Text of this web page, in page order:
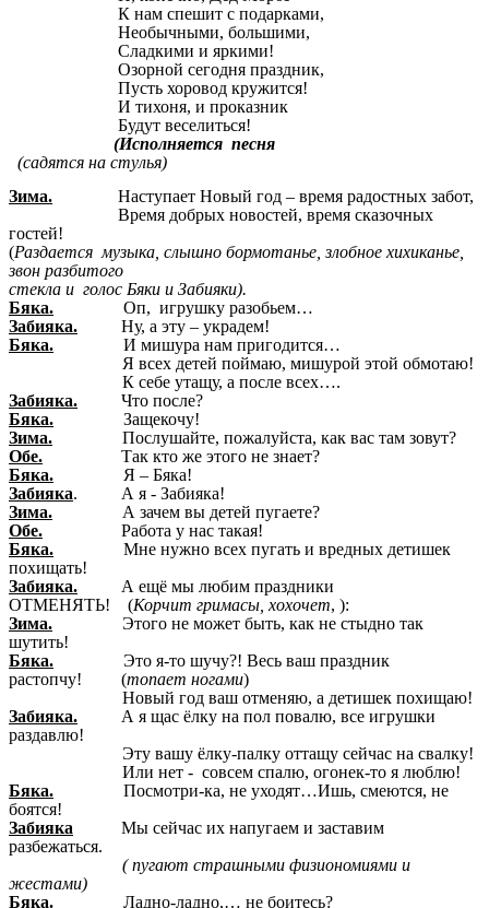
К нам спешит с подарками,
Необычными, большими,
Сладкими и яркими!
Озорной сегодня праздник,
Пусть хоровод кружится!
И тихоня, и проказник
Будут веселиться!
(Исполняется песня
(садятся на стулья)
Зима. Наступает Новый год – время радостных забот,
Время добрых новостей, время сказочных
гостей!
(Раздается музыка, слышно бормотанье, злобное хихиканье,
звон разбитого
стекла и голос Бяки и Забияки).
Бяка. Оп, игрушку разобьем…
Забияка. Ну, а эту – украдем!
Бяка. И мишура нам пригодится…
Я всех детей поймаю, мишурой этой обмотаю!
К себе утащу, а после всех….
Забияка. Что после?
Бяка. Защекочу!
Зима. Послушайте, пожалуйста, как вас там зовут?
Обе. Так кто же этого не знает?
Бяка. Я – Бяка!
Забияка. А я - Забияка!
Зима. А зачем вы детей пугаете?
Обе. Работа у нас такая!
Бяка. Мне нужно всех пугать и вредных детишек
похищать!
Забияка. А ещё мы любим праздники
ОТМЕНЯТЬ! (Корчит гримасы, хохочет, ):
Зима. Этого не может быть, как не стыдно так
шутить!
Бяка. Это я-то шучу?! Весь ваш праздник
растопчу! (топает ногами)
Новый год ваш отменяю, а детишек похищаю!
Забияка. А я щас ёлку на пол повалю, все игрушки
раздавлю!
Эту вашу ёлку-палку оттащу сейчас на свалку!
Или нет - совсем спалю, огонек-то я люблю!
Бяка. Посмотри-ка, не уходят…Ишь, смеются, не
боятся!
Забияка Мы сейчас их напугаем и заставим
разбежаться.
( пугают страшными физиономиями и
жестами)
Бяка. Ладно-ладно,… не боитесь?